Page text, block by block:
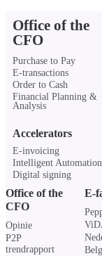
Office of the
CFO
Purchase to Pay
E-transactions
Order to Cash
Financial Planning &
Analysis
Accelerators
E-invoicing
Intelligent Automation
Digital signing
Office of the
CFO
Opinie
P2P
trendrapport
E-